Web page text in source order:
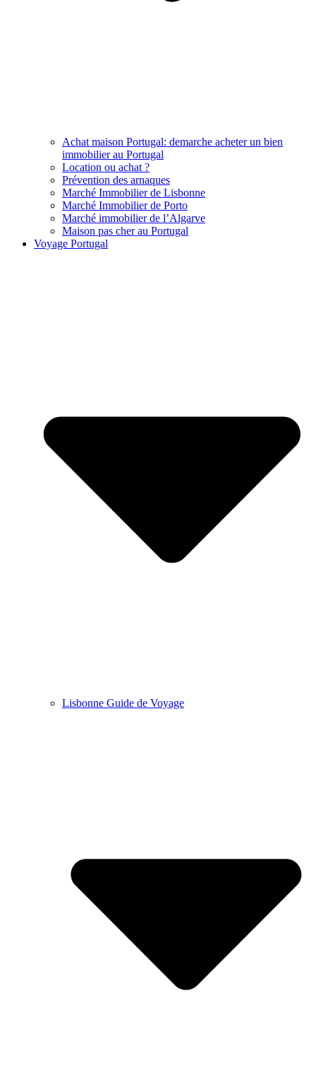
Achat maison Portugal: demarche acheter un bien
immobilier au Portugal
Location ou achat ?
Prévention des arnaques
Marché Immobilier de Lisbonne
Marché Immobilier de Porto
Marché immobilier de l’Algarve
Maison pas cher au Portugal
Voyage Portugal
Lisbonne Guide de Voyage